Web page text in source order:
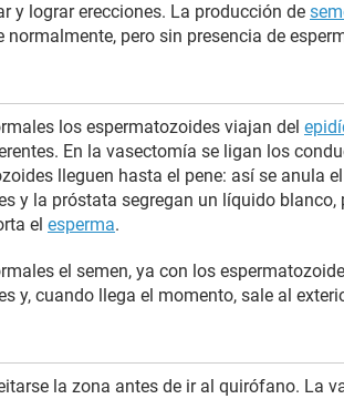
y lograr erecciones. La producción de
normalmente, pero sin presencia de
los espermatozoides viajan del
En la vasectomía se ligan los
lleguen hasta el pene: así se anula el
y la próstata segregan un líquido blanco,
el esperma.
el semen, ya con los
y, cuando llega el momento, sale al
la zona antes de ir al quirófano. La